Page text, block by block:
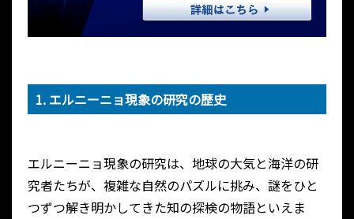
1. エルニーニョ現象の研究の歴史
エルニーニョ現象の研究は、地球の大気と海洋の研
究者たちが、複雑な自然のパズルに挑み、謎をひと
つずつ解き明かしてきた知の探検の物語といえま